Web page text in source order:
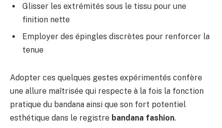
Glisser les extrémités sous le tissu pour une
finition nette
Employer des épingles discrètes pour renforcer la
tenue
Adopter ces quelques gestes expérimentés confère
une allure maîtrisée qui respecte à la fois la fonction
pratique du bandana ainsi que son fort potentiel
esthétique dans le registre bandana fashion.